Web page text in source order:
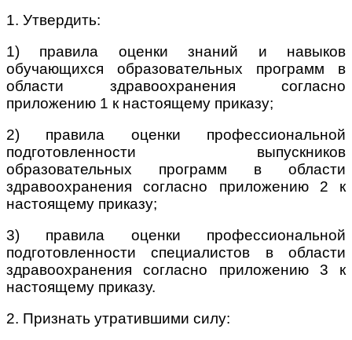
1. Утвердить:
1) правила оценки знаний и навыков
обучающихся образовательных программ в
области здравоохранения согласно
приложению 1 к настоящему приказу;
2) правила оценки профессиональной
подготовленности выпускников
образовательных программ в области
здравоохранения согласно приложению 2 к
настоящему приказу;
3) правила оценки профессиональной
подготовленности специалистов в области
здравоохранения согласно приложению 3 к
настоящему приказу.
2. Признать утратившими силу: